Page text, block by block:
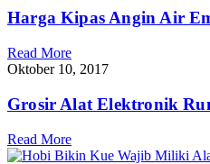
Harga Kipas Angin Air
Read More
Oktober 10, 2017
Grosir Alat Elektronik
Read More